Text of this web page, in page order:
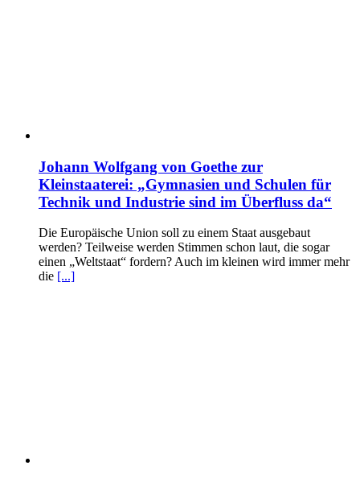
Johann Wolfgang von Goethe zur
Kleinstaaterei: „Gymnasien und Schulen für
Technik und Industrie sind im Überfluss da“
Die Europäische Union soll zu einem Staat ausgebaut
werden? Teilweise werden Stimmen schon laut, die sogar
einen „Weltstaat“ fordern? Auch im kleinen wird immer mehr
die [...]